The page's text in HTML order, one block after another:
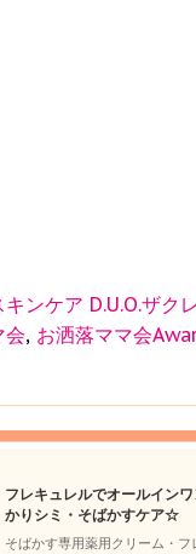
キンケア D.U.O.ザク
会, お洒落ママ会
フレキュレルでオールイン
かりシミ・そばかすケア☆
そばかす専用薬用クリーム・フ